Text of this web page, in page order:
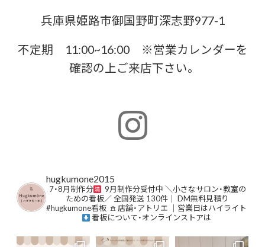
兵庫県姫路市御国野町深志野977-1
不定期 11:00~16:00 ※営業カレンダーを
確認の上ご来店下さい。
hugkumone2015
⁡7・8月制作分 9月制作分受付中 ⁡＼小さなサロン・教室の
ための看板／⁡⁡全国発送 130件｜ DM無料見積り⁡
#hugkumone看板 𖠿 店舗・アトリエ ｜営業日はハイライト
⁡看板について・オンラインストアは